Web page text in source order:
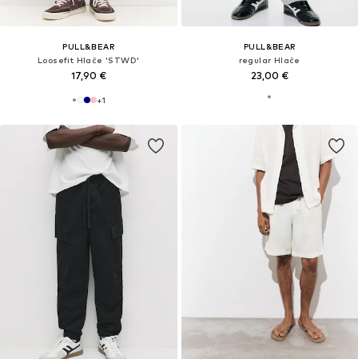
PULL&BEAR
Loosefit Hlače 'STWD'
17,90 €
+1
PULL&BEAR
regular Hlače
23,00 €